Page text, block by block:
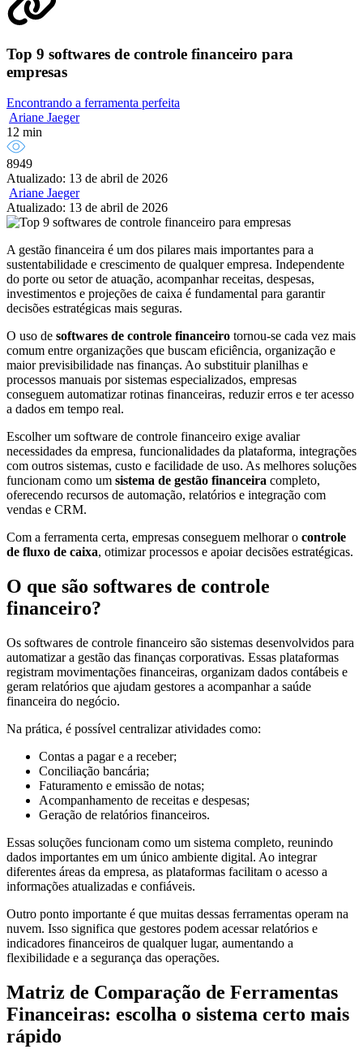
Top 9 softwares de controle financeiro para
empresas
Encontrando a ferramenta perfeita
Ariane Jaeger
12 min
8949
Atualizado: 13 de abril de 2026
Ariane Jaeger
Atualizado: 13 de abril de 2026
A gestão financeira é um dos pilares mais importantes para a
sustentabilidade e crescimento de qualquer empresa. Independente
do porte ou setor de atuação, acompanhar receitas, despesas,
investimentos e projeções de caixa é fundamental para garantir
decisões estratégicas mais seguras.
O uso de softwares de controle financeiro tornou-se cada vez mais
comum entre organizações que buscam eficiência, organização e
maior previsibilidade nas finanças. Ao substituir planilhas e
processos manuais por sistemas especializados, empresas
conseguem automatizar rotinas financeiras, reduzir erros e ter acesso
a dados em tempo real.
Escolher um software de controle financeiro exige avaliar
necessidades da empresa, funcionalidades da plataforma, integrações
com outros sistemas, custo e facilidade de uso. As melhores soluções
funcionam como um sistema de gestão financeira completo,
oferecendo recursos de automação, relatórios e integração com
vendas e CRM.
Com a ferramenta certa, empresas conseguem melhorar o controle
de fluxo de caixa, otimizar processos e apoiar decisões estratégicas.
O que são softwares de controle
financeiro?
Os softwares de controle financeiro são sistemas desenvolvidos para
automatizar a gestão das finanças corporativas. Essas plataformas
registram movimentações financeiras, organizam dados contábeis e
geram relatórios que ajudam gestores a acompanhar a saúde
financeira do negócio.
Na prática, é possível centralizar atividades como:
Contas a pagar e a receber;
Conciliação bancária;
Faturamento e emissão de notas;
Acompanhamento de receitas e despesas;
Geração de relatórios financeiros.
Essas soluções funcionam como um sistema completo, reunindo
dados importantes em um único ambiente digital. Ao integrar
diferentes áreas da empresa, as plataformas facilitam o acesso a
informações atualizadas e confiáveis.
Outro ponto importante é que muitas dessas ferramentas operam na
nuvem. Isso significa que gestores podem acessar relatórios e
indicadores financeiros de qualquer lugar, aumentando a
flexibilidade e a segurança das operações.
Matriz de Comparação de Ferramentas
Financeiras: escolha o sistema certo mais
rápido